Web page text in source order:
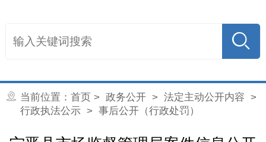
当前位置： 首页 > 政务公开> 法定主动公开内容 >
行政执法公示> 事后公开（行政处罚）